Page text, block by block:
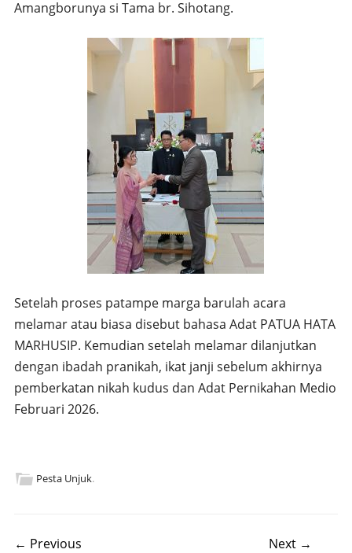
Amangborunya si Tama br. Sihotang.
Setelah proses patampe marga barulah acara
melamar atau biasa disebut bahasa Adat PATUA HATA
MARHUSIP. Kemudian setelah melamar dilanjutkan
dengan ibadah pranikah, ikat janji sebelum akhirnya
pemberkatan nikah kudus dan Adat Pernikahan Medio
Februari 2026.
Pesta Unjuk.
← Previous Next →